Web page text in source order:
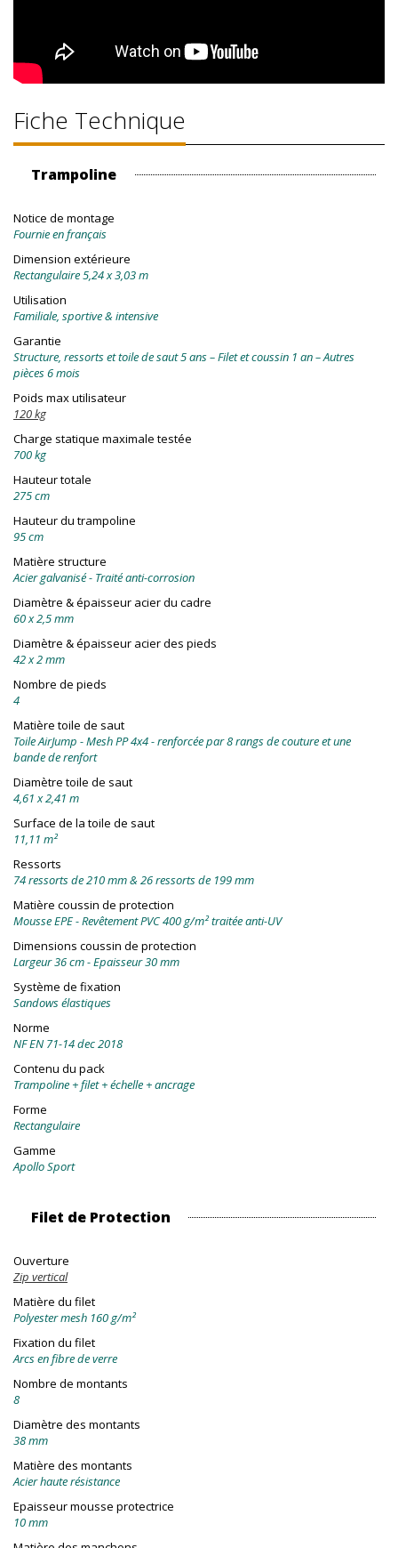
Fiche Technique
Trampoline
Notice de montage
Fournie en français
Dimension extérieure
Rectangulaire 5,24 x 3,03 m
Utilisation
Familiale, sportive & intensive
Garantie
Structure, ressorts et toile de saut 5 ans – Filet et coussin 1 an – Autres
pièces 6 mois
Poids max utilisateur
120 kg
Charge statique maximale testée
700 kg
Hauteur totale
275 cm
Hauteur du trampoline
95 cm
Matière structure
Acier galvanisé - Traité anti-corrosion
Diamètre & épaisseur acier du cadre
60 x 2,5 mm
Diamètre & épaisseur acier des pieds
42 x 2 mm
Nombre de pieds
4
Matière toile de saut
Toile AirJump - Mesh PP 4x4 - renforcée par 8 rangs de couture et une
bande de renfort
Diamètre toile de saut
4,61 x 2,41 m
Surface de la toile de saut
11,11 m²
Ressorts
74 ressorts de 210 mm & 26 ressorts de 199 mm
Matière coussin de protection
Mousse EPE - Revêtement PVC 400 g/m² traitée anti-UV
Dimensions coussin de protection
Largeur 36 cm - Epaisseur 30 mm
Système de fixation
Sandows élastiques
Norme
NF EN 71-14 dec 2018
Contenu du pack
Trampoline + filet + échelle + ancrage
Forme
Rectangulaire
Gamme
Apollo Sport
Filet de Protection
Ouverture
Zip vertical
Matière du filet
Polyester mesh 160 g/m²
Fixation du filet
Arcs en fibre de verre
Nombre de montants
8
Diamètre des montants
38 mm
Matière des montants
Acier haute résistance
Epaisseur mousse protectrice
10 mm